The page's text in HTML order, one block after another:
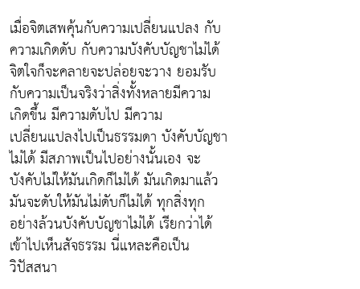
เมื่อจิตเสพคุ้นกับความเปลี่ยนแปลง กับ
ความเกิดดับ กับความบังคับบัญชาไม่ได้
จิตใจก็จะคลายจะปล่อยจะวาง ยอมรับ
กับความเป็นจริงว่าสิ่งทั้งหลายมีความ
เกิดขึ้น มีความดับไป มีความ
เปลี่ยนแปลงไปเป็นธรรมดา บังคับบัญชา
ไม่ได้ มีสภาพเป็นไปอย่างนั้นเอง จะ
บังคับไม่ให้มันเกิดก็ไม่ได้ มันเกิดมาแล้ว
มันจะดับให้มันไม่ดับก็ไม่ได้ ทุกสิ่งทุก
อย่างล้วนบังคับบัญชาไม่ได้ เรียกว่าได้
เข้าไปเห็นสัจธรรม นี่แหละคือเป็น
วิปัสสนา